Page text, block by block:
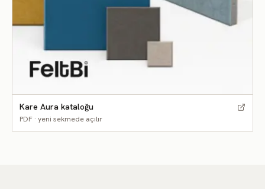
Kare Aura kataloğu
PDF · yeni sekmede açılır